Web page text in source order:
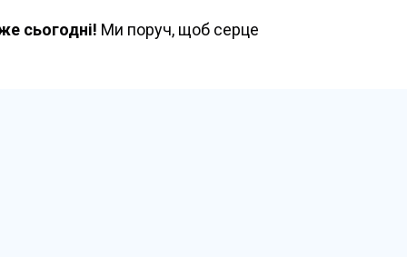
сьогодні! Ми поруч, щоб серце